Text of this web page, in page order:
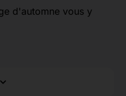
d'automne vous y